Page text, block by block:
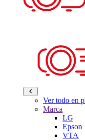
Ver todo en
Marca
LG
Epson
VTA